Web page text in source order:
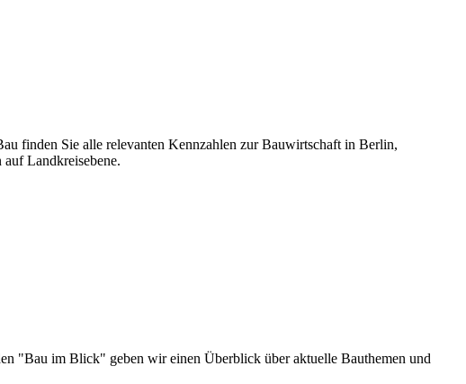
finden Sie alle relevanten Kennzahlen zur Bauwirtschaft in Berlin,
Landkreisebene.
"Bau im Blick" geben wir einen Überblick über aktuelle Bauthemen und